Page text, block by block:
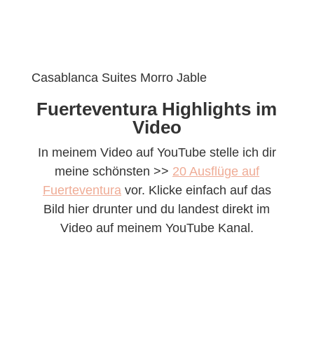
Casablanca Suites Morro Jable
Fuerteventura Highlights im
Video
In meinem Video auf YouTube stelle ich dir
meine schönsten >> 20 Ausflüge auf
Fuerteventuravor. Klicke einfach auf das
Bild hier drunter und du landest direkt im
Video auf meinem YouTube Kanal.